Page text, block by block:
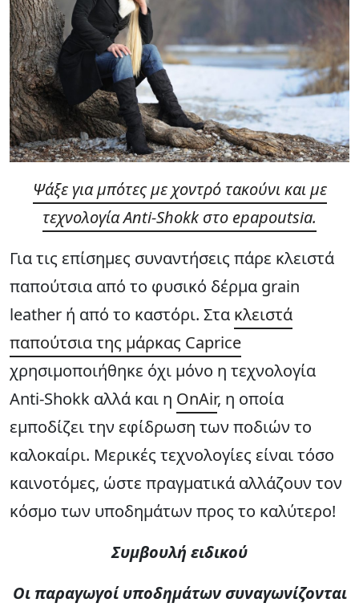
Ψάξε για μπότες με χοντρό τακούνι και με
τεχνολογία Anti-Shokk στο epapoutsia.
Για τις επίσημες συναντήσεις πάρε κλειστά
παπούτσια από το φυσικό δέρμα grain
leather ή από το καστόρι. Στα κλειστά
παπούτσια της μάρκας Caprice
χρησιμοποιήθηκε όχι μόνο η τεχνολογία
Anti-Shokk αλλά και η OnAir, η οποία
εμποδίζει την εφίδρωση των ποδιών το
καλοκαίρι. Μερικές τεχνολογίες είναι τόσο
καινοτόμες, ώστε πραγματικά αλλάζουν τον
κόσμο των υποδημάτων προς το καλύτερο!
Συμβουλή ειδικού
Οι παραγωγοί υποδημάτων συναγωνίζονται